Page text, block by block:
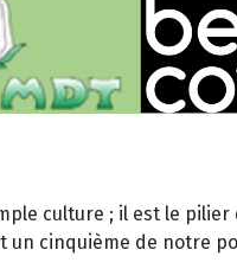
culture ; il est le
cinquième de notre